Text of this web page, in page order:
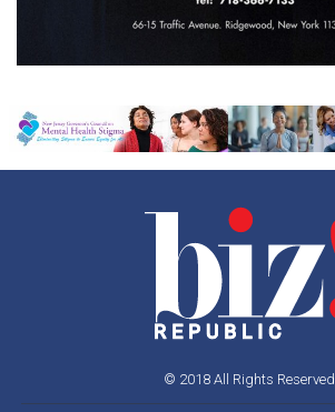
© 2018 All Rights Reserved